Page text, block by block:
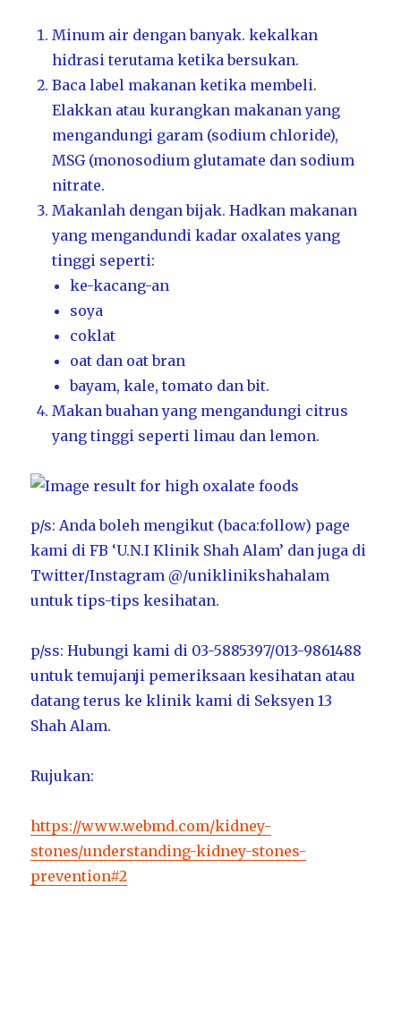
Minum air dengan banyak. kekalkan
hidrasi terutama ketika bersukan.
Baca label makanan ketika membeli.
Elakkan atau kurangkan makanan yang
mengandungi garam (sodium chloride),
MSG (monosodium glutamate dan sodium
nitrate.
Makanlah dengan bijak. Hadkan makanan
yang mengandundi kadar oxalates yang
tinggi seperti:
ke-kacang-an
soya
coklat
oat dan oat bran
bayam, kale, tomato dan bit.
Makan buahan yang mengandungi citrus
yang tinggi seperti limau dan lemon.
p/s: Anda boleh mengikut (baca:follow) page
kami di FB ‘U.N.I Klinik Shah Alam’ dan juga di
Twitter/Instagram @/uniklinikshahalam
untuk tips-tips kesihatan.
p/ss: Hubungi kami di 03-5885397/013-9861488
untuk temujanji pemeriksaan kesihatan atau
datang terus ke klinik kami di Seksyen 13
Shah Alam.
Rujukan:
https://www.webmd.com/kidney-
stones/understanding-kidney-stones-
prevention#2